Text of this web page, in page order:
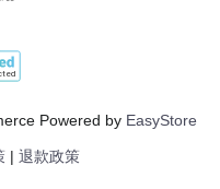
Powered by EasyStore
退款政策